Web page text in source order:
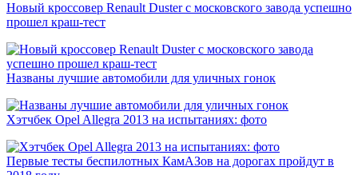
Новый кроссовер Renault Duster с московского завода успешно
прошел краш-тест
Названы лучшие автомобили для уличных гонок
Хэтчбек Opel Allegra 2013 на испытаниях: фото
Первые тесты беспилотных КамАЗов на дорогах пройдут в